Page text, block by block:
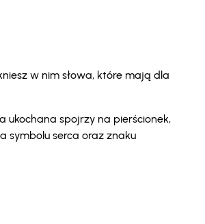
w nim słowa, które mają dla
ukochana spojrzy na pierścionek,
symbolu serca oraz znaku